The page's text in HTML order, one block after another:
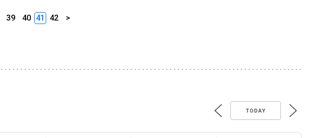
39 40 41 42 >
TODAY